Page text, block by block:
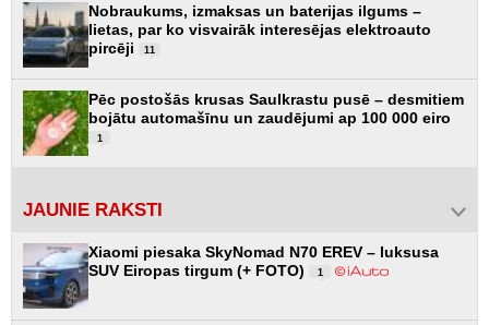
Nobraukums, izmaksas un baterijas ilgums –
lietas, par ko visvairāk interesējas elektroauto
pircēji
11
Pēc postošās krusas Saulkrastu pusē – desmitiem
bojātu automašīnu un zaudējumi ap 100 000 eiro
1
JAUNIE RAKSTI
Xiaomi piesaka SkyNomad N70 EREV – luksusa
SUV Eiropas tirgum (+ FOTO)
1